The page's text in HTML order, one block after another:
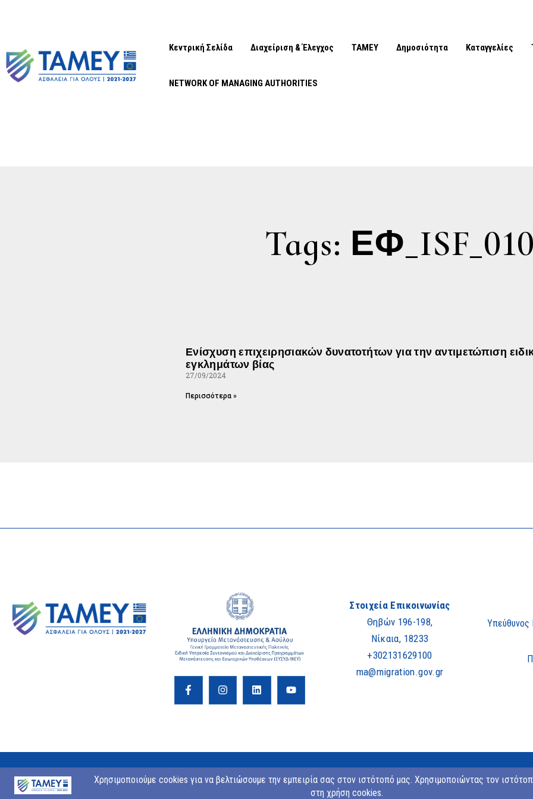
Κεντρική Σελίδα Διαχείριση & Έλεγχος ΤΑΜΕΥ Δημοσιότητα Καταγγελίες
NETWORK OF MANAGING AUTHORITIES
Tags:
Ενίσχυση επιχειρησιακών δυνατοτήτων για την αντιμετώπιση
εγκλημάτων βίας
27/09/2024
Περισσότερα »
Στοιχεία Επικοινωνίας
Θηβών 196-198,
Νίκαια, 18233
+302131629100
ma@migration.gov.gr
Copyright © 2023